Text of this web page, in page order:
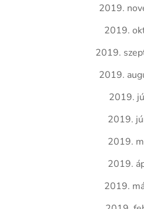
2019.
2019.
2019.
2019.
2019.
2019.
2019.
2019.
2019.